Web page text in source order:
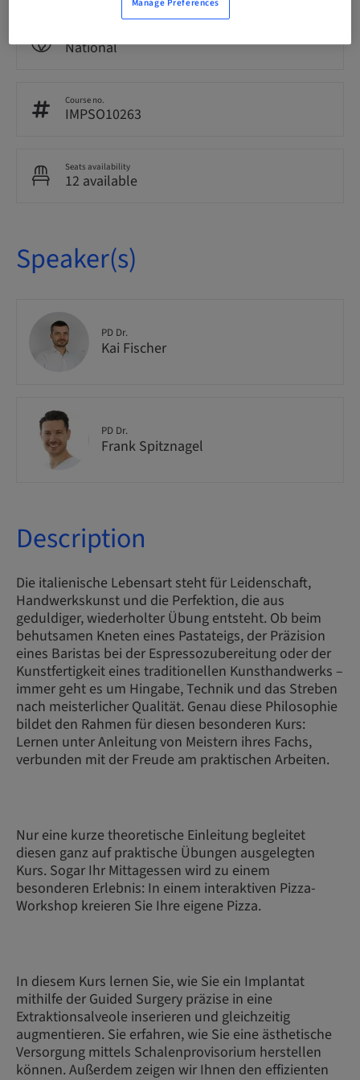
National
Course no.
IMPSO10263
Seats availability
12 available
Speaker(s)
PD Dr.
Kai Fischer
PD Dr.
Frank Spitznagel
Description
Die italienische Lebensart steht für Leidenschaft,
Handwerkskunst und die Perfektion, die aus
geduldiger, wiederholter Übung entsteht. Ob beim
behutsamen Kneten eines Pastateigs, der Präzision
eines Baristas bei der Espressozubereitung oder der
Kunstfertigkeit eines traditionellen Kunsthandwerks –
immer geht es um Hingabe, Technik und das Streben
nach meisterlicher Qualität. Genau diese Philosophie
bildet den Rahmen für diesen besonderen Kurs:
Lernen unter Anleitung von Meistern ihres Fachs,
verbunden mit der Freude am praktischen Arbeiten.
Nur eine kurze theoretische Einleitung begleitet
diesen ganz auf praktische Übungen ausgelegten
Kurs. Sogar Ihr Mittagessen wird zu einem
besonderen Erlebnis: In einem interaktiven Pizza-
Workshop kreieren Sie Ihre eigene Pizza.
In diesem Kurs lernen Sie, wie Sie ein Implantat
mithilfe der Guided Surgery präzise in eine
Extraktionsalveole inserieren und gleichzeitig
augmentieren. Sie erfahren, wie Sie eine ästhetische
Versorgung mittels Schalenprovisorium herstellen
können. Außerdem zeigen wir Ihnen den effizienten
Manage Preferences